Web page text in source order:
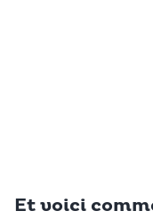
Et voici